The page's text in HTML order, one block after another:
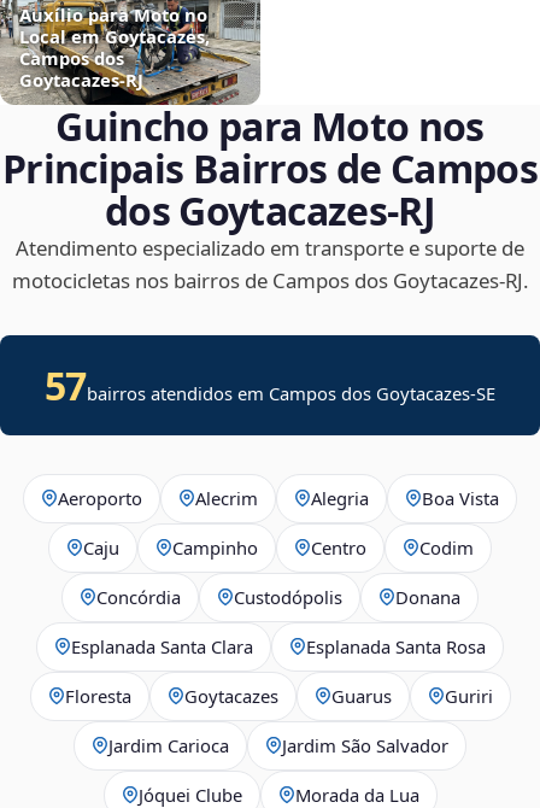
Auxílio para Moto no
Local em Goytacazes,
Campos dos
Goytacazes‑RJ
Guincho para Moto nos
Principais Bairros de Campos
dos Goytacazes‑RJ
Atendimento especializado em transporte e suporte de
motocicletas nos bairros de Campos dos Goytacazes‑RJ.
57bairros atendidos em Campos dos Goytacazes-SE
Aeroporto Alecrim Alegria Boa Vista
Caju Campinho Centro Codim
Concórdia Custodópolis Donana
Esplanada Santa Clara Esplanada Santa Rosa
Floresta Goytacazes Guarus Guriri
Jardim Carioca Jardim São Salvador
Jóquei Clube Morada da Lua